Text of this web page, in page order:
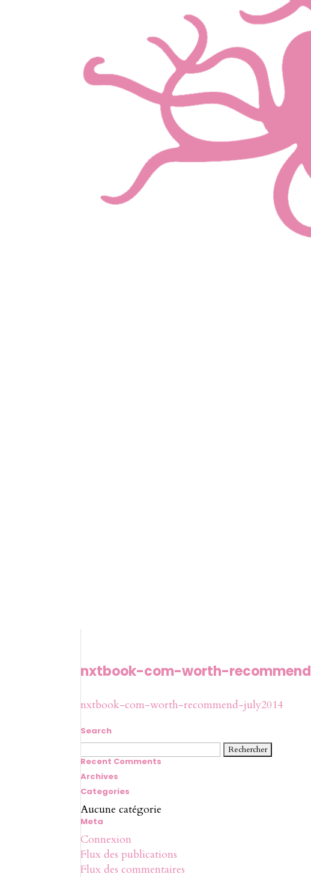
nxtbook-com-worth-
nxtbook-com-worth-recommend-july2014
Search
Rechercher :
Recent Comments
Archives
Categories
Aucune catégorie
Meta
Connexion
Flux des publications
Flux des commentaires